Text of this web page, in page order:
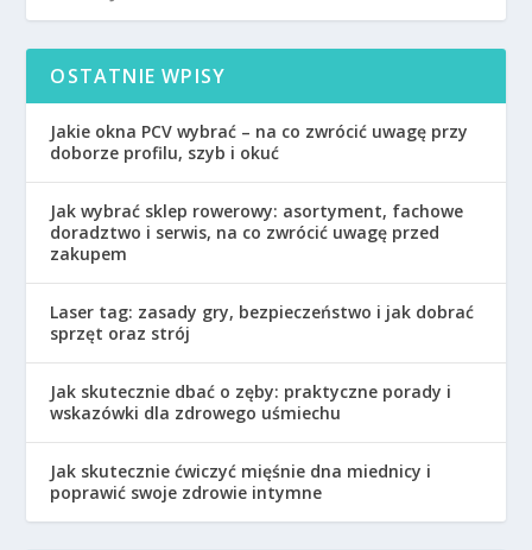
OSTATNIE WPISY
Jakie okna PCV wybrać – na co zwrócić uwagę przy
doborze profilu, szyb i okuć
Jak wybrać sklep rowerowy: asortyment, fachowe
doradztwo i serwis, na co zwrócić uwagę przed
zakupem
Laser tag: zasady gry, bezpieczeństwo i jak dobrać
sprzęt oraz strój
Jak skutecznie dbać o zęby: praktyczne porady i
wskazówki dla zdrowego uśmiechu
Jak skutecznie ćwiczyć mięśnie dna miednicy i
poprawić swoje zdrowie intymne